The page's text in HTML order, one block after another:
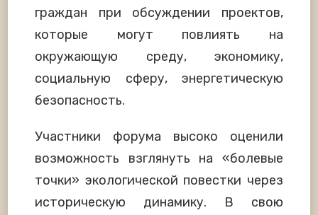
граждан при обсуждении проектов,
которые могут повлиять на
окружающую среду, экономику,
социальную сферу, энергетическую
безопасность.
Участники форума высоко оценили
возможность взглянуть на «болевые
точки» экологической повестки через
историческую динамику. В свою